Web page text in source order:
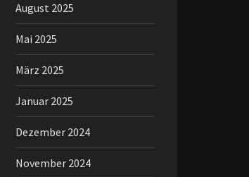
August 2025
Mai 2025
März 2025
Januar 2025
Dezember 2024
November 2024